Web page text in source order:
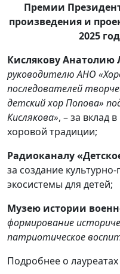
Премии
произведения и
2025
Кислякову Анатолию
руководителю АНО
последователей
детский хор Попова»
Кислякова», – за вклад
хоровой традиции;
Радиоканалу
за создание
экосистемы для детей;
Музею истории
формирование
патриотическое
Подробнее о